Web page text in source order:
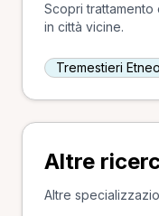
Scopri
in città vicine.
Tremestieri Etneo
Altre
Altre